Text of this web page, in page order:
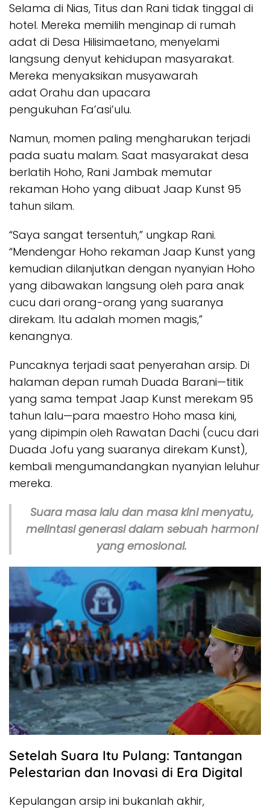
Selama di Nias, Titus dan Rani tidak tinggal di
hotel. Mereka memilih menginap di rumah
adat di Desa Hilisimaetano, menyelami
langsung denyut kehidupan masyarakat.
Mereka menyaksikan musyawarah
adat Orahu dan upacara
pengukuhan Fa’asi’ulu.
Namun, momen paling mengharukan terjadi
pada suatu malam. Saat masyarakat desa
berlatih Hoho, Rani Jambak memutar
rekaman Hoho yang dibuat Jaap Kunst 95
tahun silam.
“Saya sangat tersentuh,” ungkap Rani.
“Mendengar Hoho rekaman Jaap Kunst yang
kemudian dilanjutkan dengan nyanyian Hoho
yang dibawakan langsung oleh para anak
cucu dari orang-orang yang suaranya
direkam. Itu adalah momen magis,”
kenangnya.
Puncaknya terjadi saat penyerahan arsip. Di
halaman depan rumah Duada Barani—titik
yang sama tempat Jaap Kunst merekam 95
tahun lalu—para maestro Hoho masa kini,
yang dipimpin oleh Rawatan Dachi (cucu dari
Duada Jofu yang suaranya direkam Kunst),
kembali mengumandangkan nyanyian leluhur
mereka.
Suara masa lalu dan masa kini menyatu,
melintasi generasi dalam sebuah harmoni
yang emosional.
Setelah Suara Itu Pulang: Tantangan
Pelestarian dan Inovasi di Era Digital
Kepulangan arsip ini bukanlah akhir,